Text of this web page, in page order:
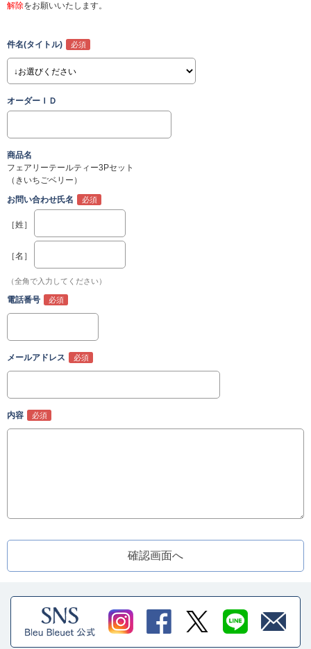
解除をお願いいたします。
件名(タイトル)
オーダーＩＤ
商品名
フェアリーテールティー3Pセット
（きいちごベリー）
お問い合わせ氏名
［姓］
［名］
（全角で入力してください）
電話番号
メールアドレス
内容